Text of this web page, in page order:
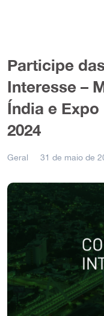
Participe
Interesse –
Índia e
2024
Geral 31 de maio de